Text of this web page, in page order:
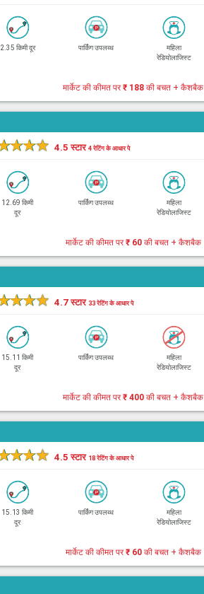
2.35 किमी दूर पार्किंग उपलब्ध
महिला
रेडियोलाजिस्ट
मार्केट की कीमत पर₹ 188 की बचत + कैशबैक
★★★ 4.5 स्टार4 रेटिंग के आधार पे
12.69 किमी
दूर
पार्किंग उपलब्ध
महिला
रेडियोलाजिस्ट
मार्केट की कीमत पर₹ 60की बचत + कैशबैक
★★★ 4.7 स्टार33 रेटिंग के आधार पे
15.11 किमी
दूर
पार्किंग उपलब्ध
महिला
रेडियोलाजिस्ट
मार्केट की कीमत पर₹ 400 की बचत + कैशबैक
★★★ 4.5 स्टार 18 रेटिंग के आधार पे
15.13 किमी
दूर
पार्किंग उपलब्ध
महिला
रेडियोलाजिस्ट
मार्केट की कीमत पर₹ 60की बचत + कैशबैक